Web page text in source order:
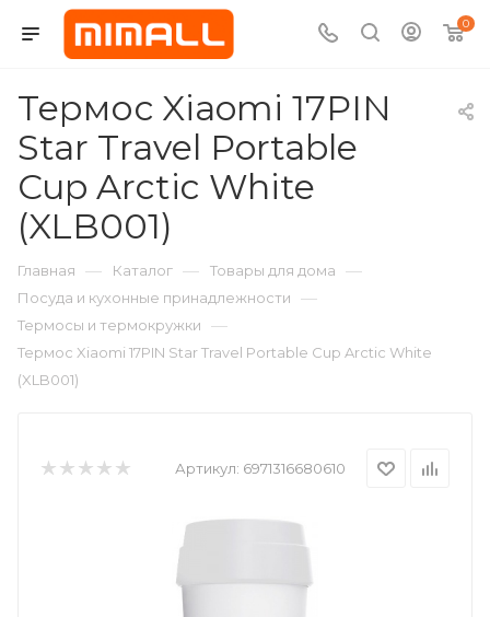
0
Термос Xiaomi 17PIN
Star Travel Portable
Cup Arctic White
(XLB001)
Главная — Каталог — Товары для дома —
Посуда и кухонные принадлежности —
Термосы и термокружки —
Термос Xiaomi 17PIN Star Travel Portable Cup Arctic White
(XLB001)
Артикул: 6971316680610